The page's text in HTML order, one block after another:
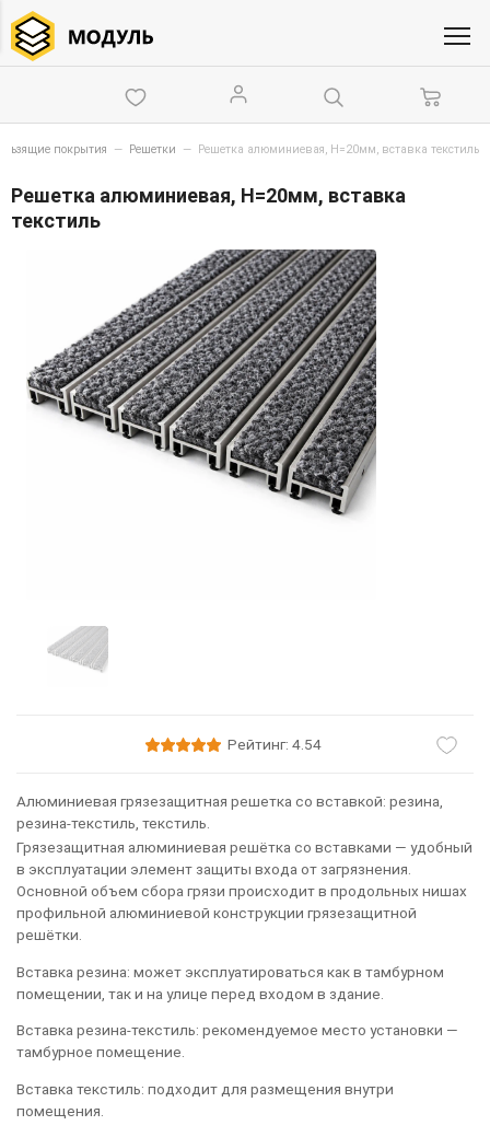
покрытия — Решетки — Решетка алюминиевая, Н=20мм, вставка текстиль
Решетка алюминиевая, Н=20мм, вставка
текстиль
Рейтинг: 4.54
Алюминиевая грязезащитная решетка со вставкой: резина,
резина-текстиль, текстиль.
Грязезащитная алюминиевая решётка со вставками — удобный
в эксплуатации элемент защиты входа от загрязнения.
Основной объем сбора грязи происходит в продольных нишах
профильной алюминиевой конструкции грязезащитной
решётки.
Вставка резина: может эксплуатироваться как в тамбурном
помещении, так и на улице перед входом в здание.
Вставка резина-текстиль: рекомендуемое место установки —
тамбурное помещение.
Вставка текстиль: подходит для размещения внутри
помещения.